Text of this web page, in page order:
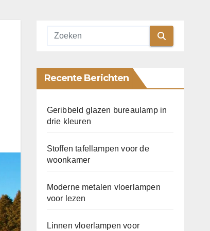
Recente Berichten
Geribbeld glazen bureaulamp in
drie kleuren
Stoffen tafellampen voor de
woonkamer
Moderne metalen vloerlampen
voor lezen
Linnen vloerlampen voor